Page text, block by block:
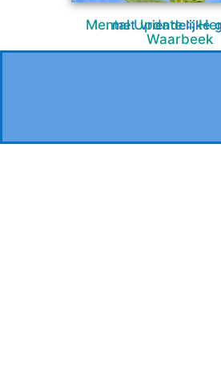
met vriendelijke
Mental Update ::
Waarbeek